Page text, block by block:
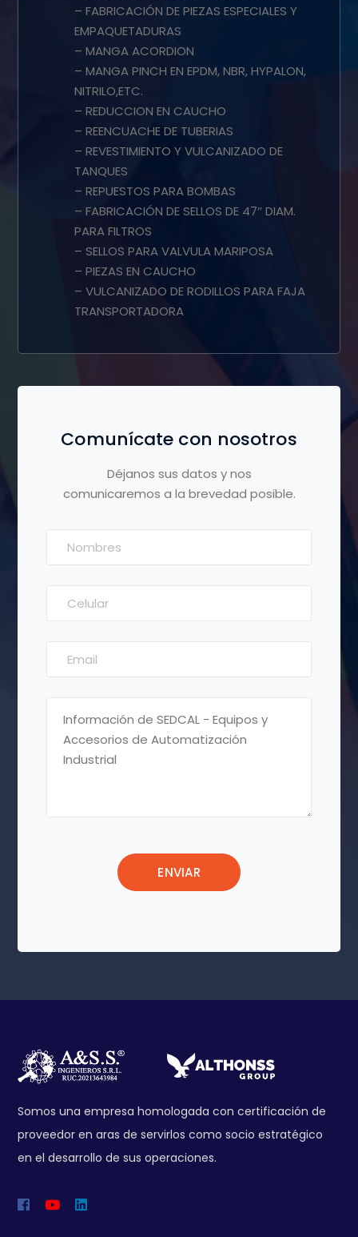
– FABRICACIÓN DE PIEZAS ESPECIALES Y
EMPAQUETADURAS
– MANGA ACORDION
– MANGA PINCH EN EPDM, NBR, HYPALON,
NITRILO,ETC.
– REDUCCION EN CAUCHO
– REENCUACHE DE TUBERIAS
– REVESTIMIENTO Y VULCANIZADO DE
TANQUES
– REPUESTOS PARA BOMBAS
– FABRICACIÓN DE SELLOS DE 47″ DIAM.
PARA FILTROS
– SELLOS PARA VALVULA MARIPOSA
– PIEZAS EN CAUCHO
– VULCANIZADO DE RODILLOS PARA FAJA
TRANSPORTADORA
Comunícate con nosotros
Déjanos sus datos y nos
comunicaremos a la brevedad posible.
Somos una empresa homologada con certificación de
proveedor en aras de servirlos como socio estratégico
en el desarrollo de sus operaciones.